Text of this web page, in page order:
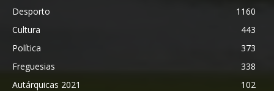
Desporto
1160
Cultura
443
Política
373
Freguesias
338
Autárquicas 2021
102